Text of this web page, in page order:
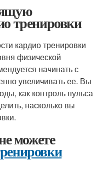
тренировки
кардио тренировки
физической
начинать с
увеличивать ее. Вы
как контроль пульса
насколько вы
можете